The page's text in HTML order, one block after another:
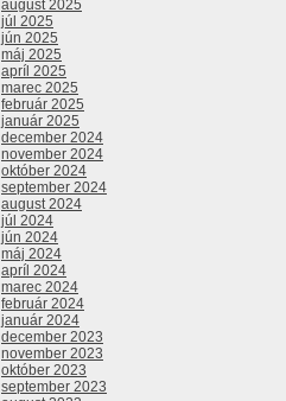
august 2025
júl 2025
jún 2025
máj 2025
apríl 2025
marec 2025
február 2025
január 2025
december 2024
november 2024
október 2024
september 2024
august 2024
júl 2024
jún 2024
máj 2024
apríl 2024
marec 2024
február 2024
január 2024
december 2023
november 2023
október 2023
september 2023